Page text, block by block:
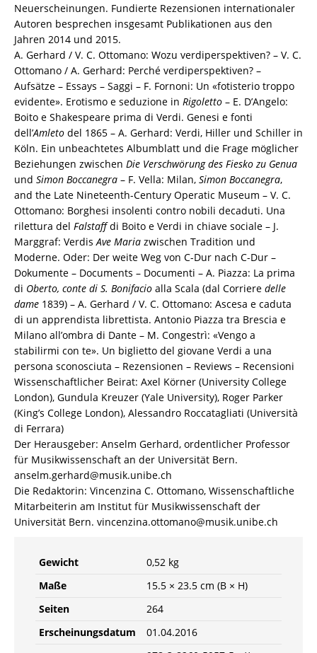
Neuerscheinungen. Fundierte Rezensionen internationaler
Autoren besprechen insgesamt Publikationen aus den
Jahren 2014 und 2015.
A. Gerhard / V. C. Ottomano: Wozu verdiperspektiven? – V. C.
Ottomano / A. Gerhard: Perché verdiperspektiven? –
Aufsätze – Essays – Saggi – F. Fornoni: Un «fotisterio troppo
evidente». Erotismo e seduzione in Rigoletto – E. D’Angelo:
Boito e Shakespeare prima di Verdi. Genesi e fonti
dell’Amleto del 1865 – A. Gerhard: Verdi, Hiller und Schiller in
Köln. Ein unbeachtetes Albumblatt und die Frage möglicher
Beziehungen zwischen Die Verschwörung des Fiesko zu Genua
und Simon Boccanegra – F. Vella: Milan, Simon Boccanegra,
and the Late Nineteenth-Century Operatic Museum – V. C.
Ottomano: Borghesi insolenti contro nobili decaduti. Una
rilettura del Falstaffdi Boito e Verdi in chiave sociale – J.
Marggraf: VerdisAve Maria zwischen Tradition und
Moderne. Oder: Der weite Weg von C-Dur nach C-Dur –
Dokumente – Documents – Documenti – A. Piazza: La prima
di Oberto, conte di S. Bonifacio alla Scala (dal Corriere delle
dame 1839) – A. Gerhard / V. C. Ottomano: Ascesa e caduta
di un apprendista librettista. Antonio Piazza tra Brescia e
Milano all’ombra di Dante – M. Congestrì: «Vengo a
stabilirmi con te». Un biglietto del giovane Verdi a una
persona sconosciuta – Rezensionen – Reviews – Recensioni
Wissenschaftlicher Beirat: Axel Körner (University College
London), Gundula Kreuzer (Yale University), Roger Parker
(King’s College London), Alessandro Roccatagliati (Università
di Ferrara)
Der Herausgeber: Anselm Gerhard, ordentlicher Professor
für Musikwissenschaft an der Universität Bern.
anselm.gerhard@musik.unibe.ch
Die Redaktorin: Vincenzina C. Ottomano, Wissenschaftliche
Mitarbeiterin am Institut für Musikwissenschaft der
Universität Bern. vincenzina.ottomano@musik.unibe.ch
Gewicht
0,52 kg
Maße
15.5 × 23.5 cm (B × H)
Seiten
264
Erscheinungsdatum
01.04.2016